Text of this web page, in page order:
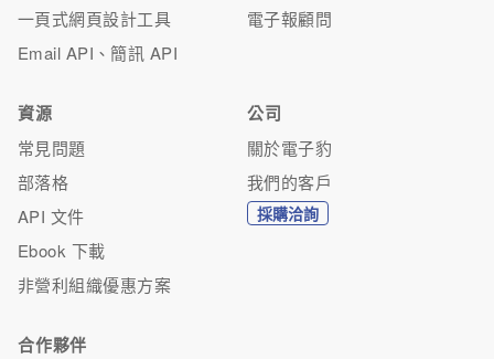
一頁式網頁設計工具
Email API、簡訊 API
電子報顧問
資源
常見問題
部落格
API 文件
Ebook 下載
非營利組織優惠方案
公司
關於電子豹
我們的客戶
採購洽詢
合作夥伴